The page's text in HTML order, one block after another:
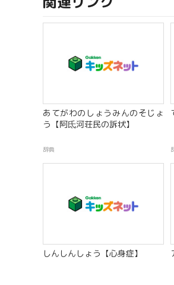
あてがわのしょうみんのそじょ
う【阿氐河荘民の訴状】
辞典
しんしんしょう【心身症】